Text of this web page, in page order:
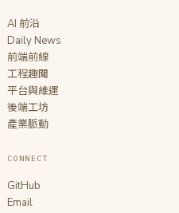
AI 前沿
Daily News
前端前線
工程趣聞
平台與維運
後端工坊
產業脈動
CONNECT
GitHub
Email